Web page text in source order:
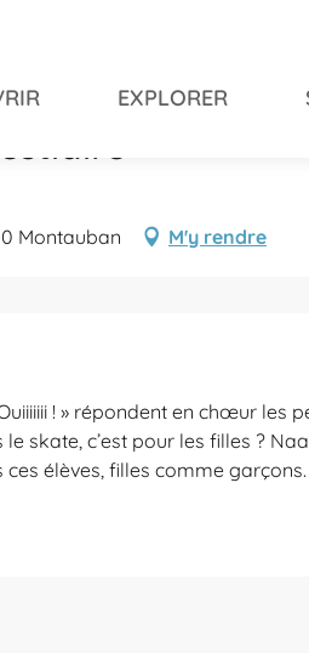
EXPLORER
Montauban M'y rendre
! » répondent en chœur les
skate, c’est pour les filles ?
élèves, filles comme garçons.